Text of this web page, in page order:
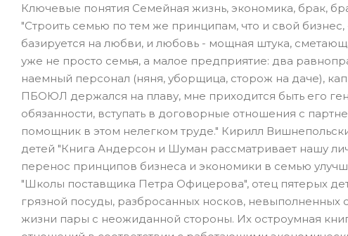
Ключевые понятия Cемейная жизнь, экономика, брак,
"Строить семью по тем же принципам, что и свой
базируется на любви, и любовь - мощная штука,
уже не просто семья, а малое предприятие: два
наемный персонал (няня, уборщица, сторож на даче),
ПБОЮЛ держался на плаву, мне приходится быть его
обязанности, вступать в договорные отношения с
помощник в этом нелегком труде." Кирилл
детей "Книга Андерсон и Шуман рассматривает нашу
перенос принципов бизнеса и экономики в семью
"Школы поставщика Петра Офицерова", отец пятерых
грязной посуды, разбросанных носков,
жизни пары с неожиданной стороны. Их остроумная